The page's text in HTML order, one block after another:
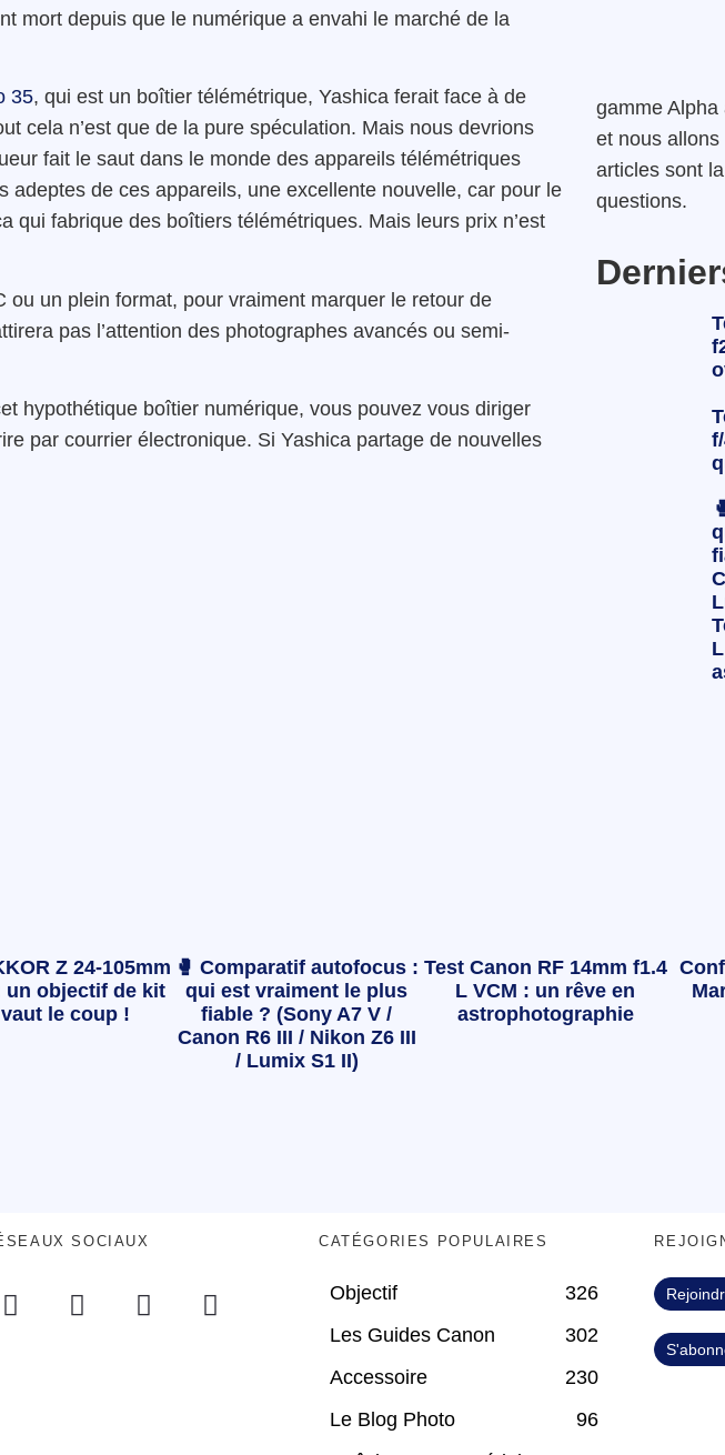
mort depuis que le numérique a envahi le marché de la
35, qui est un boîtier télémétrique, Yashica ferait face à de
cela n’est que de la pure spéculation. Mais nous devrions
fait le saut dans le monde des appareils télémétriques
adeptes de ces appareils, une excellente nouvelle, car pour le
qui fabrique des boîtiers télémétriques. Mais leurs prix n’est
ou un plein format, pour vraiment marquer le retour de
pas l’attention des photographes avancés ou semi-
hypothétique boîtier numérique, vous pouvez vous diriger
par courrier électronique. Si Yashica partage de nouvelles
gamme
et nous allons
articles sont
questions.
Z 24-105mm
un objectif de kit
le coup !
🥊 Comparatif autofocus :
qui est vraiment le plus
fiable ? (Sony A7 V /
Canon R6 III / Nikon Z6 III
/ Lumix S1 II)
Test Canon RF 14mm f1.4
L VCM : un rêve en
astrophotographie
SOCIAUX CATÉGORIES POPULAIRES
Objectif
326
Les Guides Canon
302
Accessoire
230
Le Blog Photo
96